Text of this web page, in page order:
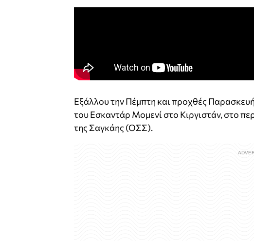
Εξάλλου την Πέμπτη και προχθές
του Εσκαντάρ Μομενί στο Κιργιστάν, στο
της Σαγκάης (ΟΣΣ).